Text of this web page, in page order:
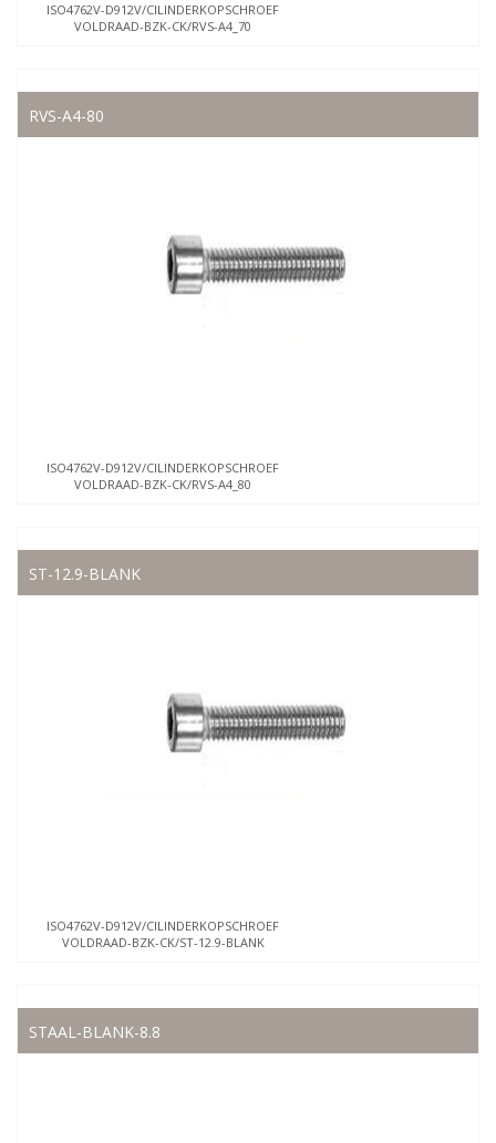
ISO4762V-D912V/CILINDERKOPSCHROEF
VOLDRAAD-BZK-CK/RVS-A4_70
RVS-A4-80
ISO4762V-D912V/CILINDERKOPSCHROEF
VOLDRAAD-BZK-CK/RVS-A4_80
ST-12.9-BLANK
ISO4762V-D912V/CILINDERKOPSCHROEF
VOLDRAAD-BZK-CK/ST-12.9-BLANK
STAAL-BLANK-8.8